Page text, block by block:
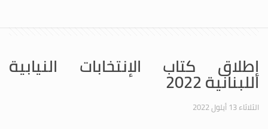
إطلاق كتاب الإنتخابات النيابية
اللبنانية 2022
الثلاثاء 13 أيلول 2022